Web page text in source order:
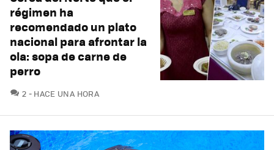
régimen ha
recomendado un plato
nacional para afrontar la
ola: sopa de carne de
perro
2 COMENTARIOS
HACE UNA HORA